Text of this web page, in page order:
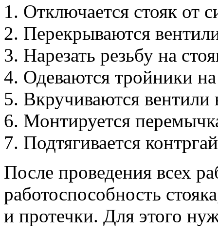
Отключается стояк от
Перекрываются
Нарезать резьбу на
Одеваются тройники
Вкручиваются вентили
Монтируется
Подтягивается
После проведения всех
работоспособность
и протечки. Для этого